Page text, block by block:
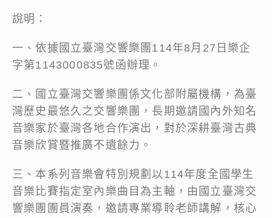
說明：
一、依據國立臺灣交響樂團114年8月27日樂企
字第1143000835號函辦理。
二、國立臺灣交響樂團係文化部附屬機構，為臺
灣歷史最悠久之交響樂團，長期邀請國內外知名
音樂家於臺灣各地合作演出，對於深耕臺灣古典
音樂欣賞暨推廣不遺餘力。
三、本系列音樂會特別規劃以114年度全國學生
音樂比賽指定室內樂曲目為主軸，由國立臺灣交
響樂團團員演奏，邀請專業導聆老師講解，核心